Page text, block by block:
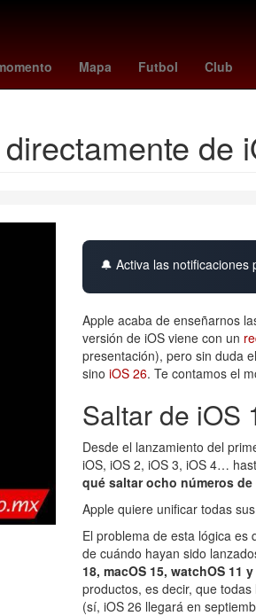
Mapa Futbol Club
Argentina Star Wars Semana Santa
de
🔔 Activa las
Apple acaba de enseñarnos
versión de iOS viene con un
presentación), pero sin duda
sino iOS 26. Te contamos el
Saltar de iOS
Desde el lanzamiento del
iOS, iOS 2, iOS 3, iOS 4…
qué saltar ocho números
Apple quiere unificar todas
El problema de esta lógica
de cuándo hayan sido
18, macOS 15, watchOS 11
productos, es decir, que
(sí, iOS 26 llegará en